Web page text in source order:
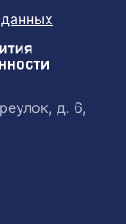
д. 6,